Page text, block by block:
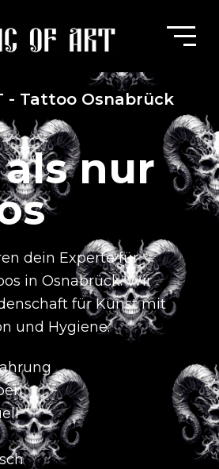
- Tattoo Osnabrück
nur
dein Experte für
in Osnabrück.Wir
für Kunst mit
und Hygiene.